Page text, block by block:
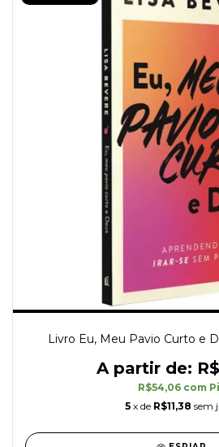
Livro Eu, Meu Pavio Curto e
R$54,06 com
5 x de R$11,38 sem